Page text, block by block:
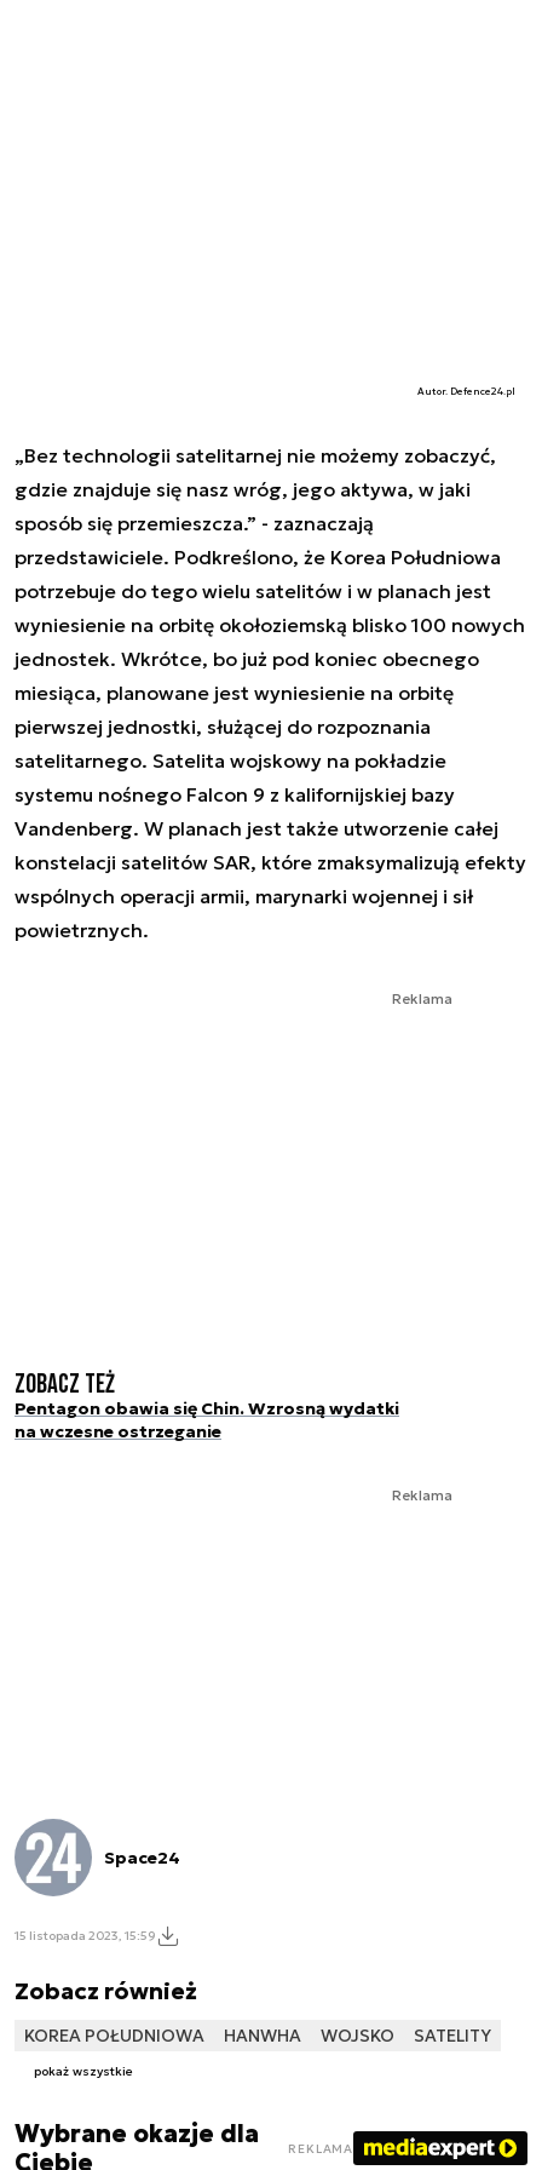
Autor. Defence24.pl
„Bez technologii satelitarnej nie możemy zobaczyć,
gdzie znajduje się nasz wróg, jego aktywa, w jaki
sposób się przemieszcza.” - zaznaczają
przedstawiciele. Podkreślono, że Korea Południowa
potrzebuje do tego wielu satelitów i w planach jest
wyniesienie na orbitę okołoziemską blisko 100 nowych
jednostek. Wkrótce, bo już pod koniec obecnego
miesiąca, planowane jest wyniesienie na orbitę
pierwszej jednostki, służącej do rozpoznania
satelitarnego. Satelita wojskowy na pokładzie
systemu nośnego Falcon 9 z kalifornijskiej bazy
Vandenberg. W planach jest także utworzenie całej
konstelacji satelitów SAR, które zmaksymalizują efekty
wspólnych operacji armii, marynarki wojennej i sił
powietrznych.
Reklama
Zobacz też
Pentagon obawia się Chin. Wzrosną wydatki
na wczesne ostrzeganie
Reklama
Space24
15 listopada 2023, 15:59
Zobacz również
KOREA POŁUDNIOWA HANWHA WOJSKO SATELITY
pokaż wszystkie
Wybrane okazje dla
Ciebie
REKLAMA